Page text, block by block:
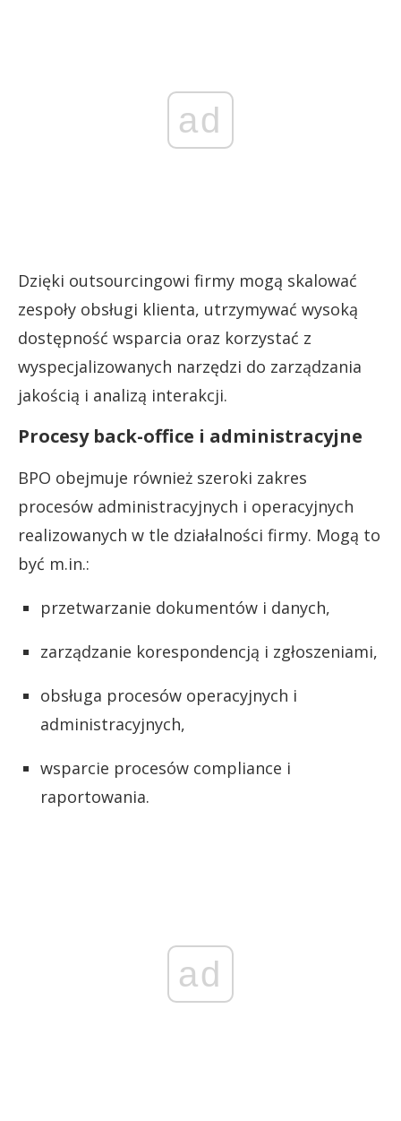
ad
Dzięki outsourcingowi firmy mogą skalować
zespoły obsługi klienta, utrzymywać wysoką
dostępność wsparcia oraz korzystać z
wyspecjalizowanych narzędzi do zarządzania
jakością i analizą interakcji.
Procesy back-office i administracyjne
BPO obejmuje również szeroki zakres
procesów administracyjnych i operacyjnych
realizowanych w tle działalności firmy. Mogą to
być m.in.:
przetwarzanie dokumentów i danych,
zarządzanie korespondencją i zgłoszeniami,
obsługa procesów operacyjnych i
administracyjnych,
wsparcie procesów compliance i
raportowania.
ad